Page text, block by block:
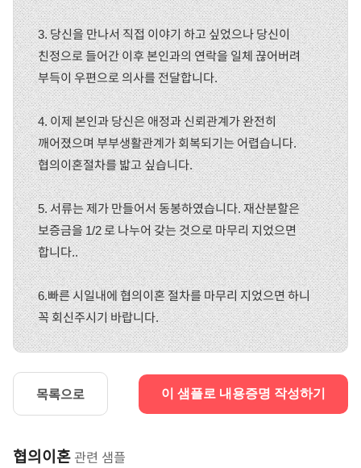
3. 당신을 만나서 직접 이야기 하고 싶었으나 당신이
친정으로 들어간 이후 본인과의 연락을 일체 끊어버려
부득이 우편으로 의사를 전달합니다.
4. 이제 본인과 당신은 애정과 신뢰관계가 완전히
깨어졌으며 부부생활관계가 회복되기는 어렵습니다.
협의이혼절차를 밟고 싶습니다.
5. 서류는 제가 만들어서 동봉하였습니다. 재산분할은
보증금을 1/2 로 나누어 갖는 것으로 마무리 지었으면
합니다..
6.빠른 시일내에 협의이혼 절차를 마무리 지었으면 하니
꼭 회신주시기 바랍니다.
목록으로 이 샘플로 내용증명 작성하기
협의이혼 관련 샘플